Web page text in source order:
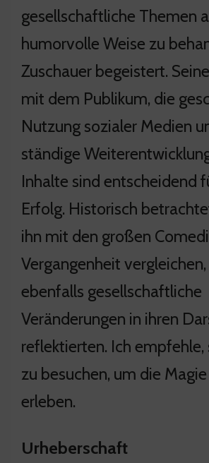
gesellschaftliche Themen
humorvolle Weise zu
Zuschauer begeistert.
mit dem Publikum, die
Nutzung sozialer Medien
ständige
Inhalte sind entscheidend
Erfolg. Historisch
ihn mit den großen
Vergangenheit
ebenfalls gesellschaftliche
Veränderungen in ihren
reflektierten. Ich empfehle,
zu besuchen, um die
erleben.
Urheberschaft